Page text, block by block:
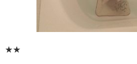
★★